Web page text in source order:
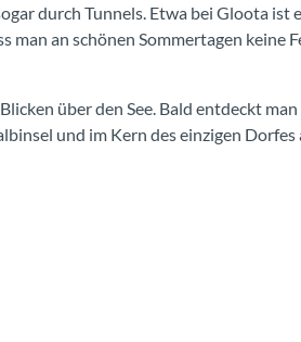
durch Tunnels. Etwa bei Gloota
an schönen Sommertagen keine
über den See. Bald entdeckt
und im Kern des einzigen Dorfes